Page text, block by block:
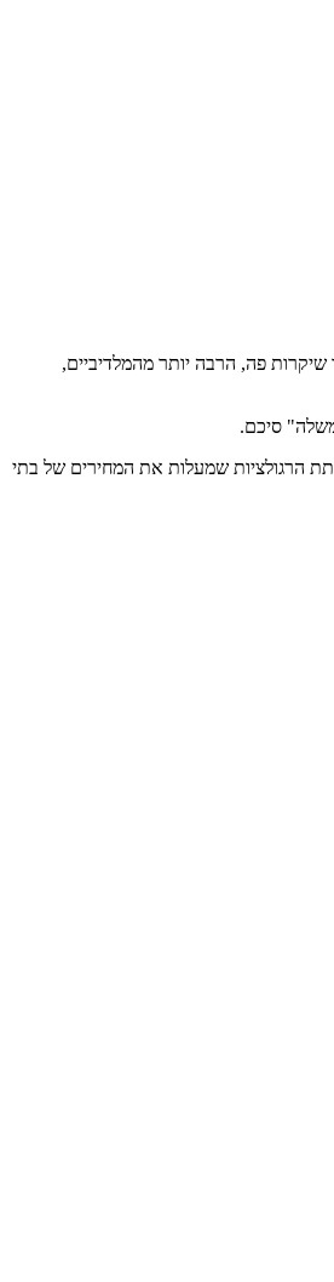
שיקרות פה, הרבה יותר מהמלדיביים,
סיכם.
הרגולציות שמעלות את המחירים של בתי